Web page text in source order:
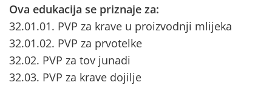
Ova edukacija se priznaje za:
32.01.01. PVP za krave u proizvodnji mlijeka
32.01.02. PVP za prvotelke
32.02. PVP za tov junadi
32.03. PVP za krave dojilje